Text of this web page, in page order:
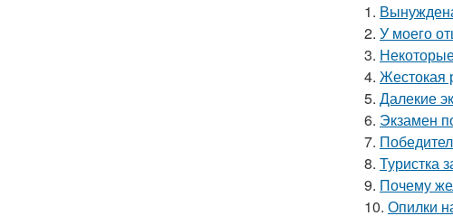
1.
2. У моего
3.
4. Жестокая
5. Далекие
6. Экзамен
7.
8. Туристка
9. Почему
10. Опилки